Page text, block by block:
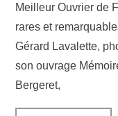
Meilleur Ouvrier de
rares et
Gérard Lavalette,
son ouvrage
Bergeret,